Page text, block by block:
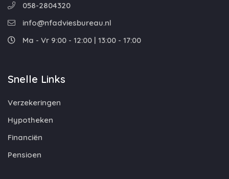
058-2804320
info@nfadviesbureau.nl
Ma - Vr 9:00 - 12:00 | 13:00 - 17:00
Snelle Links
Verzekeringen
Hypotheken
Financiën
Pensioen